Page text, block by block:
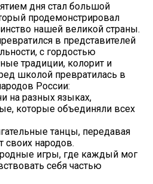
дня стал большой
продемонстрировал
нашей великой страны.
в представителей
с гордостью
традиции, колорит и
школой превратилась в
России:
на разных языках,
которые объединяли всех
танцы, передавая
своих народов.
игры, где каждый мог
себя частью